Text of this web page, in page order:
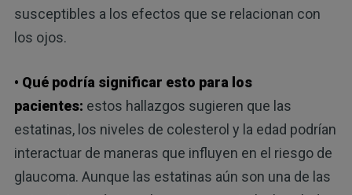
susceptibles a los efectos que se relacionan con
los ojos.
• Qué podría significar esto para los
pacientes: estos hallazgos sugieren que las
estatinas, los niveles de colesterol y la edad podrían
interactuar de maneras que influyen en el riesgo de
glaucoma. Aunque las estatinas aún son una de las